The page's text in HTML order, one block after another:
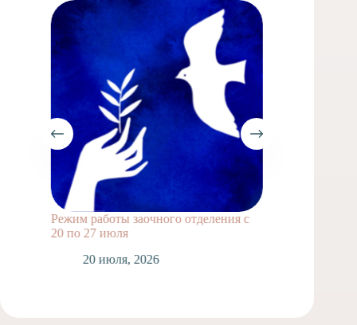
Режим работы заочного отделения с
20 по 27 июля
20 июля, 2026